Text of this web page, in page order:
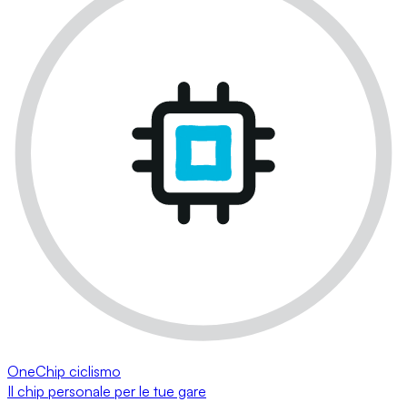
OneChip ciclismo
Il chip personale per le tue gare